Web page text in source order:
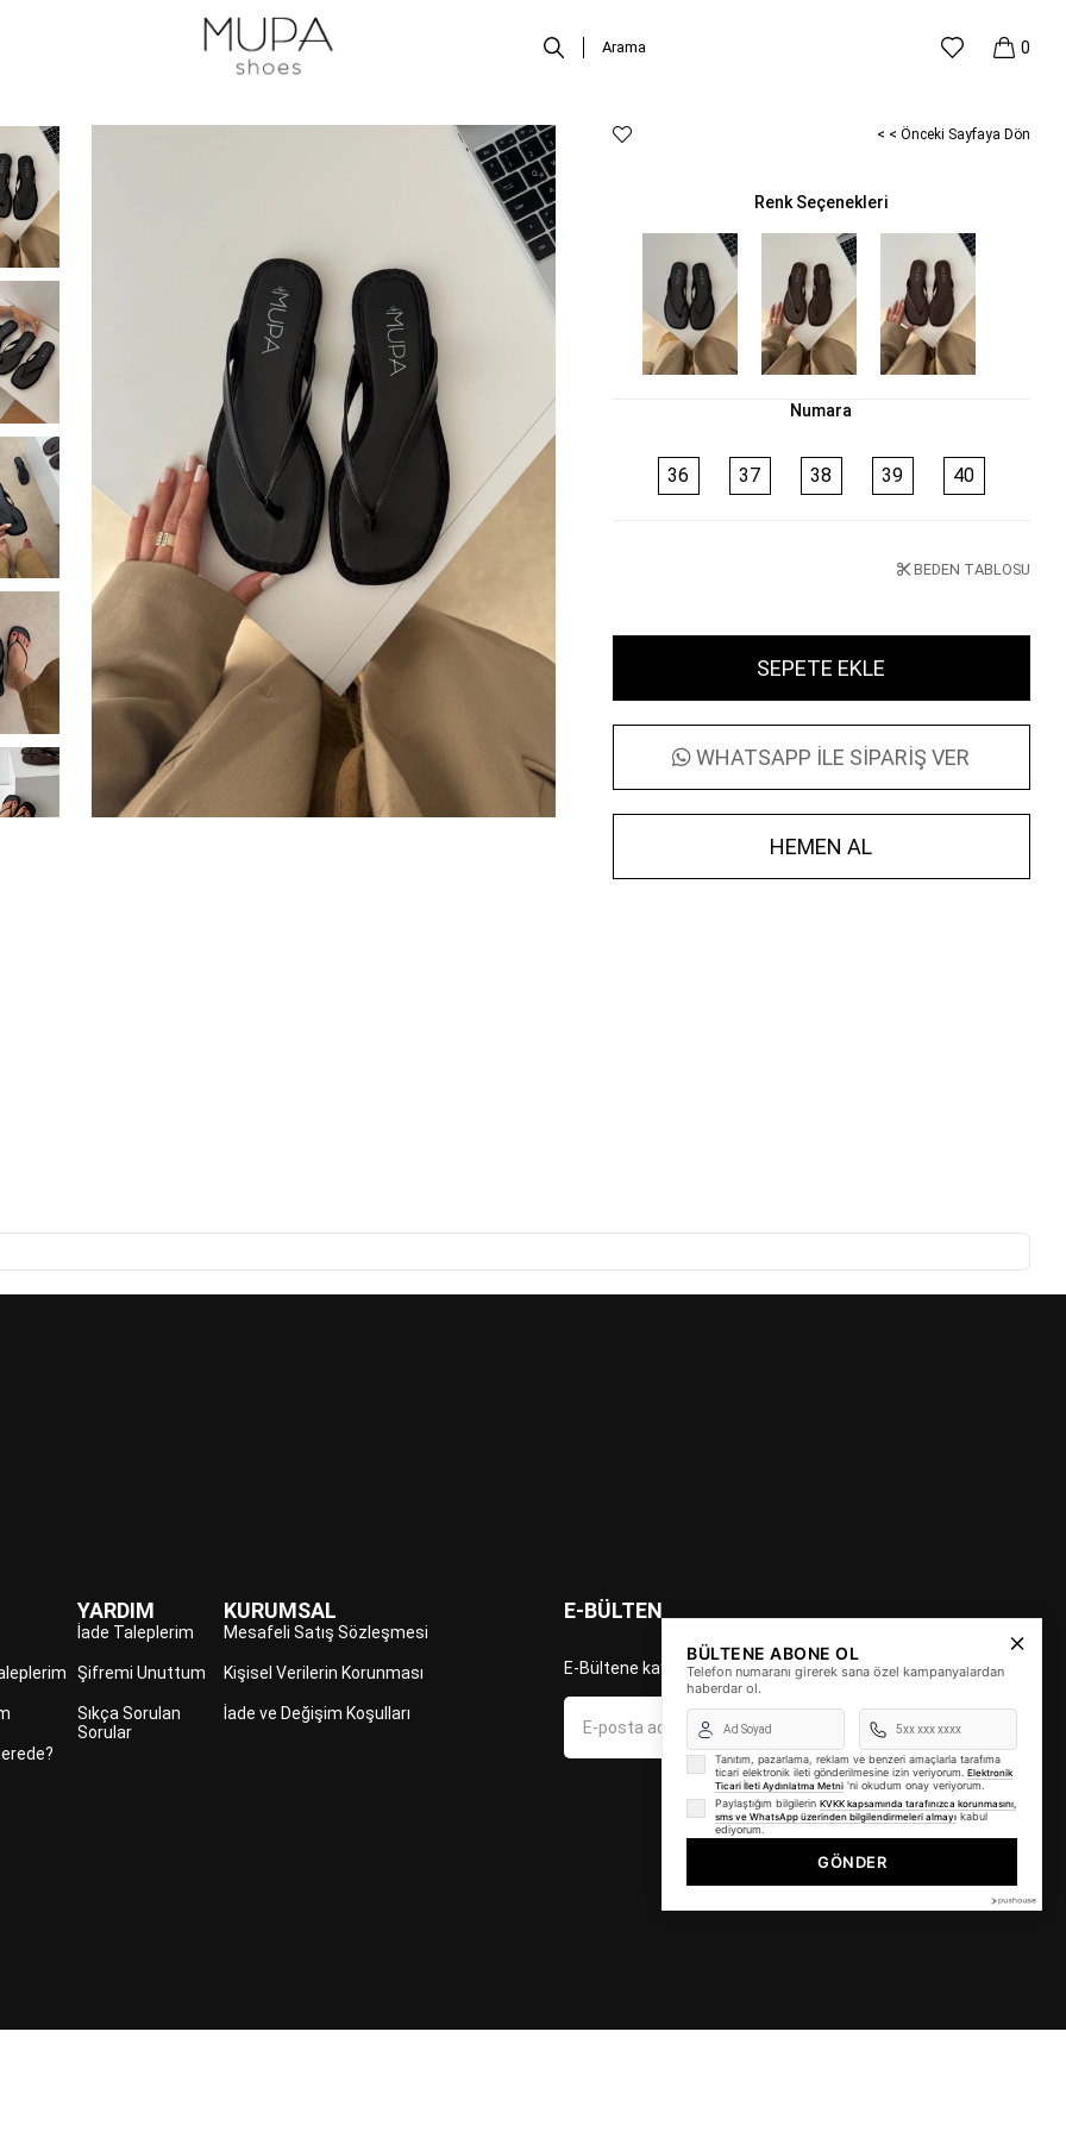
0
< < Önceki Sayfaya Dön
Renk Seçenekleri
Numara
36 37 38 39 40
BEDEN TABLOSU
WHATSAPP İLE SİPARİŞ VER
YARDIM
İade Taleplerim
Şifremi Unuttum
Sıkça Sorulan
Sorular
KURUMSAL
Mesafeli Satış Sözleşmesi
Kişisel Verilerin Korunması
İade ve Değişim Koşulları
E-BÜLTEN
E-Bültene kayıt ol fırsat ve indirimleri kaçırma!
Gönder
BÜLTENE ABONE OL
Telefon numaranı girerek sana özel kampanyalardan
haberdar ol.
Tanıtım, pazarlama, reklam ve benzeri amaçlarla tarafıma
ticari elektronik ileti gönderilmesine izin veriyorum. Elektronik
Ticari İleti Aydınlatma Metni 'ni okudum onay veriyorum.
Paylaştığım bilgilerin KVKK kapsamında tarafınızca korunmasını,
sms ve WhatsApp üzerinden bilgilendirmeleri almayı kabul
ediyorum.
GÖNDER